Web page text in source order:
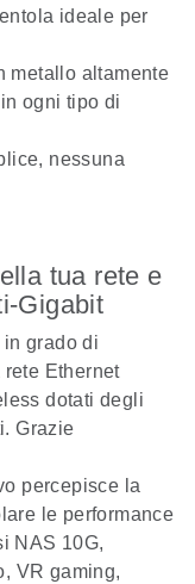
ideale per
metallo altamente
ogni tipo di
nessuna
tua rete e
Gigabit
grado di
Ethernet
dotati degli
Grazie
percepisce la
le performance
NAS 10G,
VR gaming,